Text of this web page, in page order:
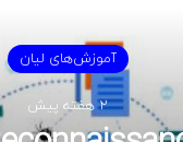
آموزش‌های لیان
2 هفته پیش